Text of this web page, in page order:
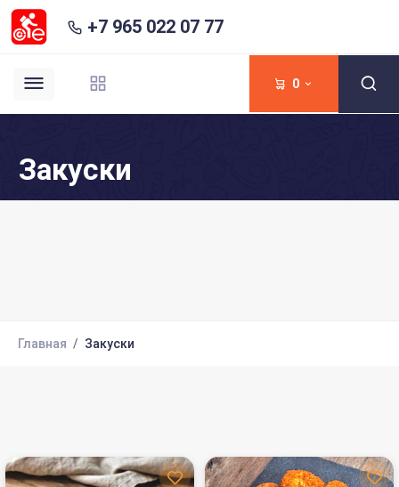
+7 965 022 07 77
0
Закуски
Главная Закуски